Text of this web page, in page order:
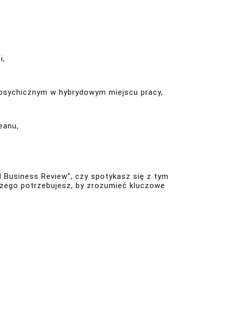
w hybrydowym miejscu pracy,
Review”, czy spotykasz się z tym
potrzebujesz, by zrozumieć kluczowe